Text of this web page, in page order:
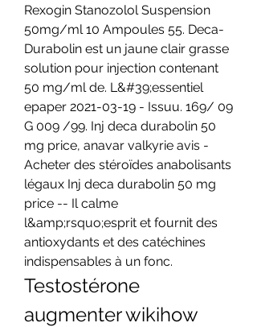
Rexogin Stanozolol Suspension
50mg/ml 10 Ampoules 55. Deca-
Durabolin est un jaune clair grasse
solution pour injection contenant
50 mg/ml de. L&#39;essentiel
epaper 2021-03-19 - Issuu. 169/ 09
G 009 /99. Inj deca durabolin 50
mg price, anavar valkyrie avis -
Acheter des stéroïdes anabolisants
légaux Inj deca durabolin 50 mg
price -- Il calme
l&amp;rsquo;esprit et fournit des
antioxydants et des catéchines
indispensables à un fonc.
Testostérone
augmenter wikihow